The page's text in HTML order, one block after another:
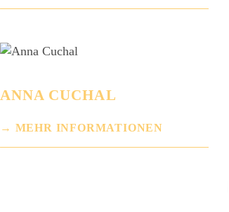
ANNA CUCHAL
MEHR INFORMATIONEN